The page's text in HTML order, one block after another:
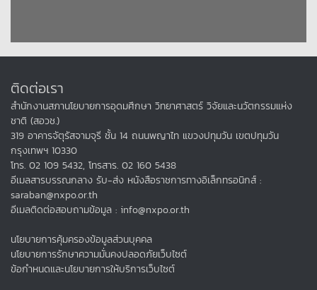
ติดต่อเรา
สำนักงานสภานโยบายการอุดมศึกษา วิทยาศาสตร์ วิจัยและนวัตกรรมแห่ง
ชาติ (สอวช.)
319 อาคารจัตุรัสจามจุรี ชั้น 14 ถนนพญาไท แขวงปทุมวัน เขตปทุมวัน
กรุงเทพฯ 10330
โทร. 02 109 5432, โทรสาร. 02 160 5438
อีเมลสารบรรณกลาง รับ-ส่ง หนังสือราชการทางอิเล็กทรอนิกส์ :
saraban@nxpo.or.th
อีเมลติดต่อสอบถามข้อมูล : info@nxpo.or.th
นโยบายการคุ้มครองข้อมูลส่วนบุคคล
นโยบายการรักษาความมั่นคงปลอดภัยเว็บไซต์
ข้อกำหนดและนโยบายการให้บริการเว็บไซต์